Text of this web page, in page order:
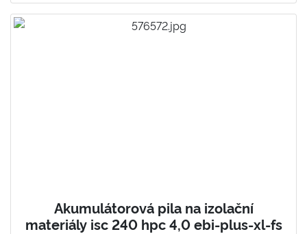
Akumulátorová pila na izolační
materiály isc 240 hpc 4,0 ebi-plus-xl-fs